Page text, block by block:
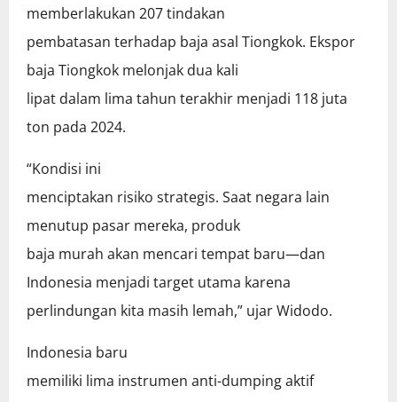
memberlakukan 207 tindakan
pembatasan terhadap baja asal Tiongkok. Ekspor
baja Tiongkok melonjak dua kali
lipat dalam lima tahun terakhir menjadi 118 juta
ton pada 2024.
“Kondisi ini
menciptakan risiko strategis. Saat negara lain
menutup pasar mereka, produk
baja murah akan mencari tempat baru—dan
Indonesia menjadi target utama karena
perlindungan kita masih lemah,” ujar Widodo.
Indonesia baru
memiliki lima instrumen anti-dumping aktif